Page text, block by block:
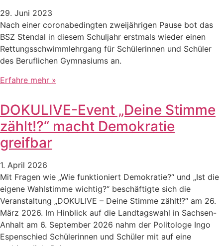
29. Juni 2023
Nach einer coronabedingten zweijährigen Pause bot das
BSZ Stendal in diesem Schuljahr erstmals wieder einen
Rettungsschwimmlehrgang für Schülerinnen und Schüler
des Beruflichen Gymnasiums an.
Erfahre mehr »
DOKULIVE-Event „Deine Stimme
zählt!?“ macht Demokratie
greifbar
1. April 2026
Mit Fragen wie „Wie funktioniert Demokratie?“ und „Ist die
eigene Wahlstimme wichtig?“ beschäftigte sich die
Veranstaltung „DOKULIVE – Deine Stimme zählt!?“ am 26.
März 2026. Im Hinblick auf die Landtagswahl in Sachsen-
Anhalt am 6. September 2026 nahm der Politologe Ingo
Espenschied Schülerinnen und Schüler mit auf eine